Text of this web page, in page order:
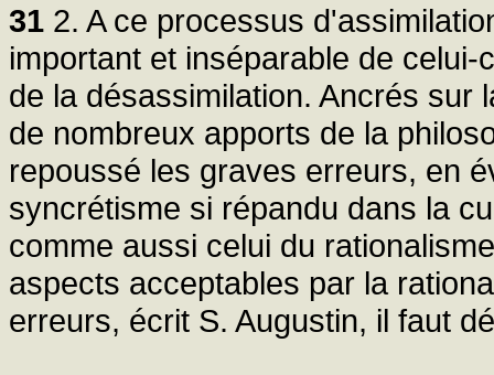
31 2. A ce processus
important et inséparable de
de la désassimilation. Ancrés sur
de nombreux apports de la
repoussé les graves erreurs, en
syncrétisme si répandu dans la
comme aussi celui du
aspects acceptables par la
erreurs, écrit S. Augustin, il faut